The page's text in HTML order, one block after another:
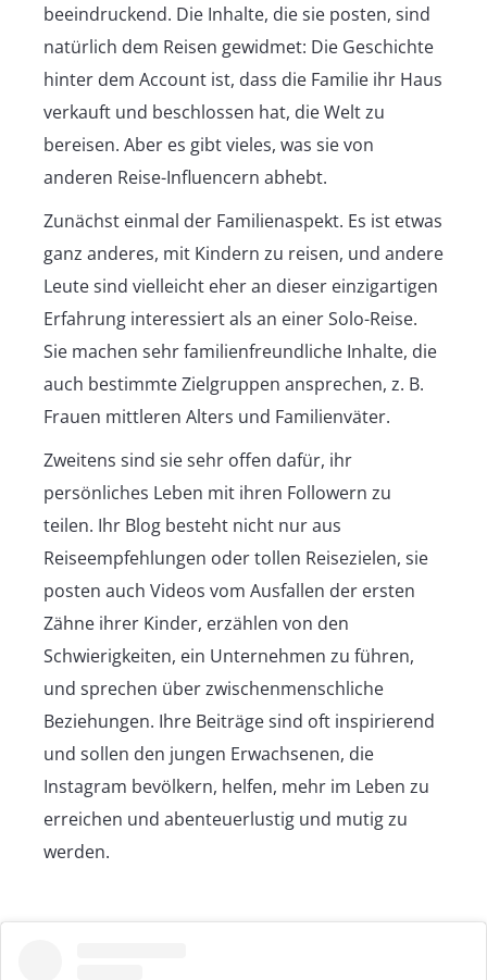
beeindruckend. Die Inhalte, die sie posten, sind
natürlich dem Reisen gewidmet: Die Geschichte
hinter dem Account ist, dass die Familie ihr Haus
verkauft und beschlossen hat, die Welt zu
bereisen. Aber es gibt vieles, was sie von
anderen Reise-Influencern abhebt.
Zunächst einmal der Familienaspekt. Es ist etwas
ganz anderes, mit Kindern zu reisen, und andere
Leute sind vielleicht eher an dieser einzigartigen
Erfahrung interessiert als an einer Solo-Reise.
Sie machen sehr familienfreundliche Inhalte, die
auch bestimmte Zielgruppen ansprechen, z. B.
Frauen mittleren Alters und Familienväter.
Zweitens sind sie sehr offen dafür, ihr
persönliches Leben mit ihren Followern zu
teilen. Ihr Blog besteht nicht nur aus
Reiseempfehlungen oder tollen Reisezielen, sie
posten auch Videos vom Ausfallen der ersten
Zähne ihrer Kinder, erzählen von den
Schwierigkeiten, ein Unternehmen zu führen,
und sprechen über zwischenmenschliche
Beziehungen. Ihre Beiträge sind oft inspirierend
und sollen den jungen Erwachsenen, die
Instagram bevölkern, helfen, mehr im Leben zu
erreichen und abenteuerlustig und mutig zu
werden.